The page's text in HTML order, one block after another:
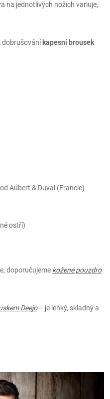
na jednotlivých nožích variuje,
dobrušování kapesní brousek
Aubert & Duval (Francie)
ostří)
doporučujeme kožené pouzdro
Deejo– je lehký, skladný a